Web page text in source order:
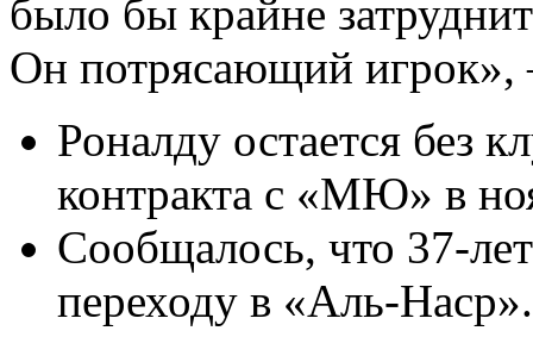
было бы крайне
Он потрясающий игрок»,
Роналду остается без
контракта с «МЮ» в
Сообщалось, что 37-
переходу в «Аль-Наср».